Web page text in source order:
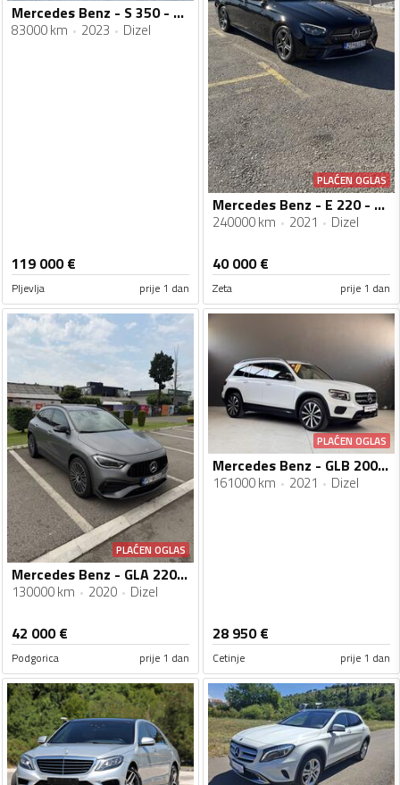
Mercedes Benz - S 350 - AMG 4Matic
83000 km 2023 Dizel
119 000€
Pljevlja prije 1 dan
PLAĆEN OGLAS
Mercedes Benz - E 220 - 1950/143
240000 km 2021 Dizel
40 000€
Zeta prije 1 dan
PLAĆEN OGLAS
Mercedes Benz - GLA 220 - AMG 4 MATIC LIMITED EDITION
130000 km 2020 Dizel
42 000€
Podgorica prije 1 dan
PLAĆEN OGLAS
Mercedes Benz - GLB 200 - 7 SJEDISTA - 2.0 150 KS- PRVA REG 2022
161000 km 2021 Dizel
28 950€
Cetinje prije 1 dan